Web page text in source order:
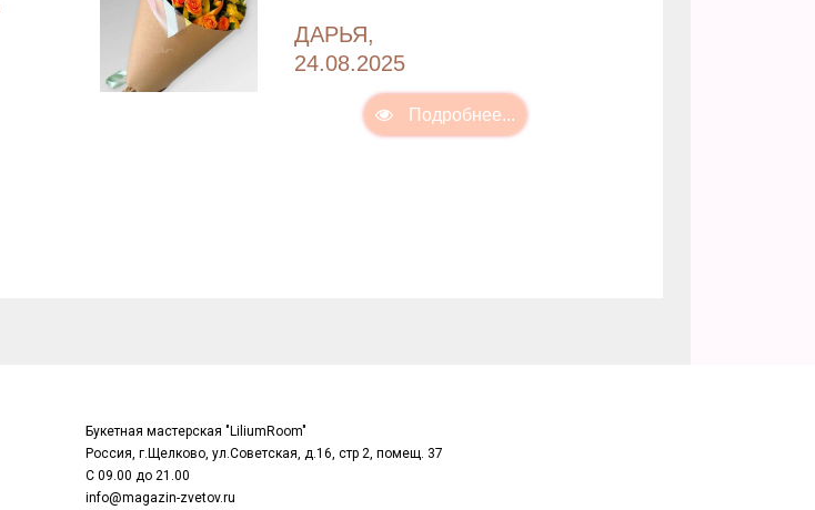
ДАРЬЯ,
24.08.2025
Букетная мастерская "LiliumRoom"
Россия, г.Щелково, ул.Советская, д.16, стр 2, помещ. 37
С 09.00 до 21.00
info@magazin-zvetov.ru